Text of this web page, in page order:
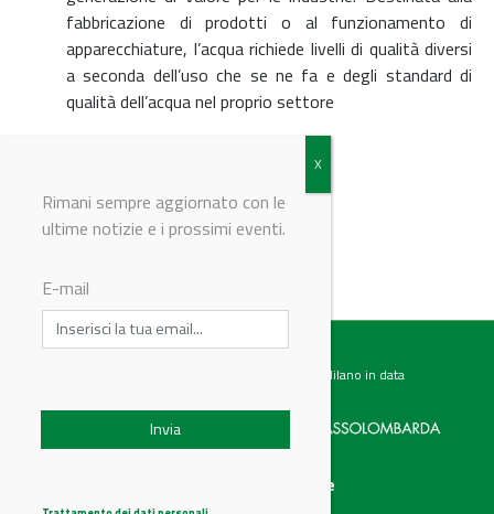
fabbricazione di prodotti o al funzionamento di
apparecchiature, l’acqua richiede livelli di qualità diversi
a seconda dell’uso che se ne fa e degli standard di
qualità dell’acqua nel proprio settore
Testata giornalistica registrata presso il Tribunale di Milano in data
Categorie
Rimani sempre aggiornato con le
ultime notizie e i prossimi eventi.
E-mail